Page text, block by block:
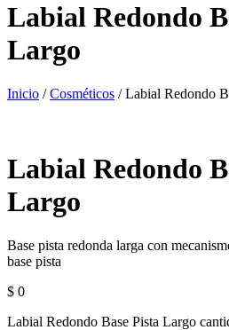
Labial Redondo
Largo
Inicio /Cosméticos / Labial Redondo
Labial Redondo
Largo
Base pista redonda larga con
base pista
$ 0
Labial Redondo Base Pista Largo